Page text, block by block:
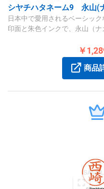
シヤチハタネーム9 永山(
日本中で愛用されるベーシッ
印面と朱色インクで、永山（
でき、常備用にも便利なポピ
￥
商品